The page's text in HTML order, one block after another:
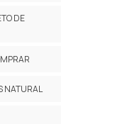
DE
NATURAL